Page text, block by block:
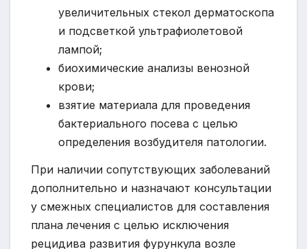
увеличительных стекол дерматоскопа
и подсветкой ультрафиолетовой
лампой;
биохимические анализы венозной
крови;
взятие материала для проведения
бактериального посева с целью
определения возбудителя патологии.
При наличии сопутствующих заболеваний
дополнительно и назначают консультации
у смежных специалистов для составления
плана лечения с целью исключения
рецидива развития фурункула возле